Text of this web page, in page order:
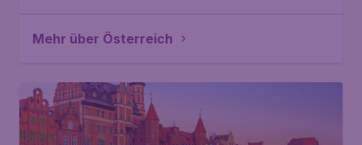
Mehr über Österreich